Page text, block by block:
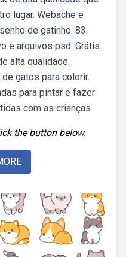
lugar. Webache e
de gatinho. 83.
e arquivos psd. Grátis
alta qualidade.
gatos para colorir.
para pintar e fazer
com as crianças.
the button below.